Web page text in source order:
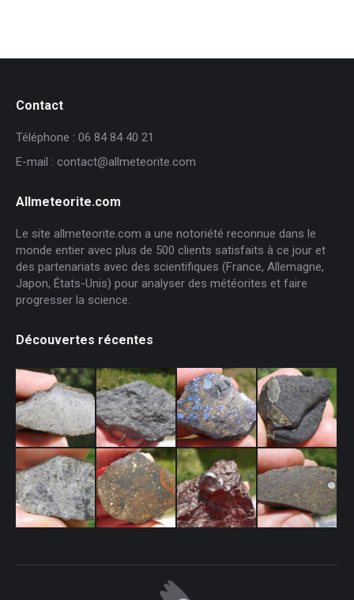
Contact
Téléphone : 06 84 84 40 21
E-mail : contact@allmeteorite.com
Allmeteorite.com
Le site allmeteorite.com a une notoriété reconnue dans le
monde entier avec plus de 500 clients satisfaits à ce jour et
des partenariats avec des scientifiques (France, Allemagne,
Japon, États-Unis) pour analyser des météorites et faire
progresser la science.
Découvertes récentes